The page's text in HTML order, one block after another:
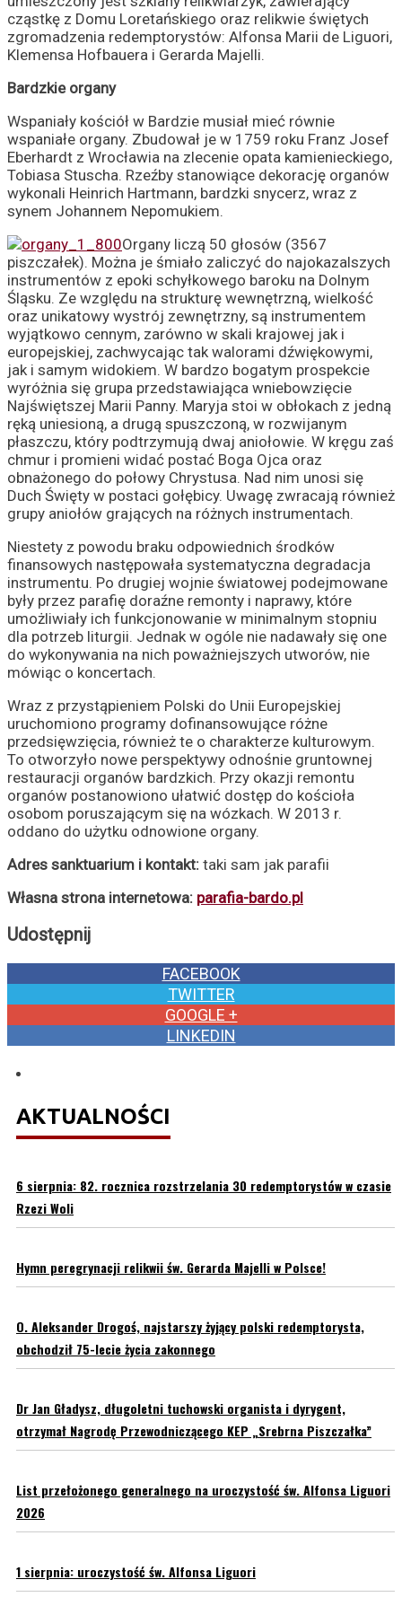
cząstkę z Domu Loretańskiego oraz relikwie świętych
zgromadzenia redemptorystów: Alfonsa Marii de Liguori,
Klemensa Hofbauera i Gerarda Majelli.
Bardzkie organy
Wspaniały kościół w Bardzie musiał mieć równie
wspaniałe organy. Zbudował je w 1759 roku Franz Josef
Eberhardt z Wrocławia na zlecenie opata kamienieckiego,
Tobiasa Stuscha. Rzeźby stanowiące dekorację organów
wykonali Heinrich Hartmann, bardzki snycerz, wraz z
synem Johannem Nepomukiem.
Organy liczą 50 głosów (3567
piszczałek). Można je śmiało zaliczyć do najokazalszych
instrumentów z epoki schyłkowego baroku na Dolnym
Śląsku. Ze względu na strukturę wewnętrzną, wielkość
oraz unikatowy wystrój zewnętrzny, są instrumentem
wyjątkowo cennym, zarówno w skali krajowej jak i
europejskiej, zachwycając tak walorami dźwiękowymi,
jak i samym widokiem. W bardzo bogatym prospekcie
wyróżnia się grupa przedstawiająca wniebowzięcie
Najświętszej Marii Panny. Maryja stoi w obłokach z jedną
ręką uniesioną, a drugą spuszczoną, w rozwijanym
płaszczu, który podtrzymują dwaj aniołowie. W kręgu zaś
chmur i promieni widać postać Boga Ojca oraz
obnażonego do połowy Chrystusa. Nad nim unosi się
Duch Święty w postaci gołębicy. Uwagę zwracają również
grupy aniołów grających na różnych instrumentach.
Niestety z powodu braku odpowiednich środków
finansowych następowała systematyczna degradacja
instrumentu. Po drugiej wojnie światowej podejmowane
były przez parafię doraźne remonty i naprawy, które
umożliwiały ich funkcjonowanie w minimalnym stopniu
dla potrzeb liturgii. Jednak w ogóle nie nadawały się one
do wykonywania na nich poważniejszych utworów, nie
mówiąc o koncertach.
Wraz z przystąpieniem Polski do Unii Europejskiej
uruchomiono programy dofinansowujące różne
przedsięwzięcia, również te o charakterze kulturowym.
To otworzyło nowe perspektywy odnośnie gruntownej
restauracji organów bardzkich. Przy okazji remontu
organów postanowiono ułatwić dostęp do kościoła
osobom poruszającym się na wózkach. W 2013 r.
oddano do użytku odnowione organy.
Adres sanktuarium i kontakt: taki sam jak parafii
Własna strona internetowa: parafia-bardo.pl
Udostępnij
FACEBOOK
TWITTER
GOOGLE +
LINKEDIN
AKTUALNOŚCI
6 sierpnia: 82. rocznica rozstrzelania 30 redemptorystów w czasie
Rzezi Woli
Hymn peregrynacji relikwii św. Gerarda Majelli w Polsce!
O. Aleksander Drogoś, najstarszy żyjący polski redemptorysta,
obchodził 75-lecie życia zakonnego
Dr Jan Gładysz, długoletni tuchowski organista i dyrygent,
otrzymał Nagrodę Przewodniczącego KEP „Srebrna Piszczałka”
List przełożonego generalnego na uroczystość św. Alfonsa Liguori
2026
1 sierpnia: uroczystość św. Alfonsa Liguori